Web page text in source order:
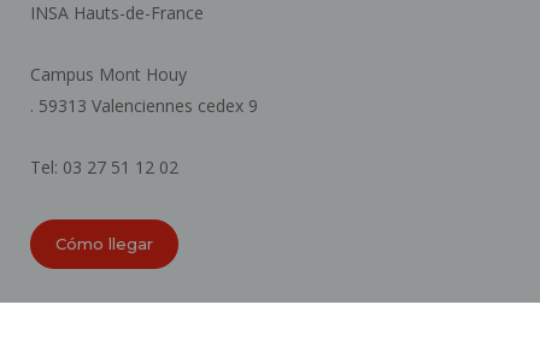
INSA Hauts-de-France
Campus Mont Houy
. 59313 Valenciennes cedex 9
Tel: 03 27 51 12 02
Cómo llegar